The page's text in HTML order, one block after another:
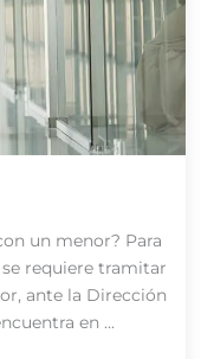
un menor? Para
requiere tramitar
ante la Dirección
en ...